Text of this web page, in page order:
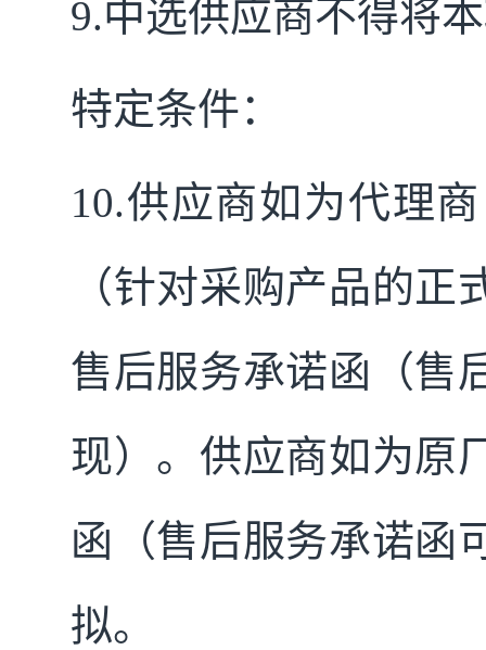
9.中选供应商不得将
特定条件：
10.供应商如为代理
（针对采购产品的
售后服务承诺函（售
现）。供应商如为原
函（售后服务承诺函
拟。